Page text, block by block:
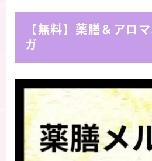
【無料】薬膳＆アロ
ガ